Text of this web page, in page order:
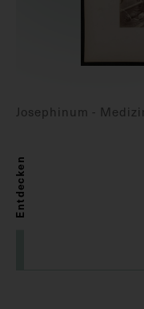
Josephinum -
Entdecken